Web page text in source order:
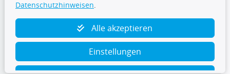
TecDoc Inside
Datenschutzhinweisen.
Alle akzeptieren
Einstellungen